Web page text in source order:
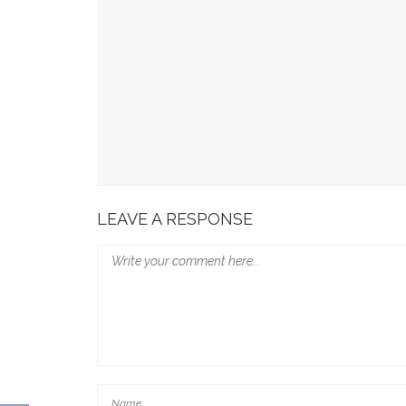
LEAVE A RESPONSE